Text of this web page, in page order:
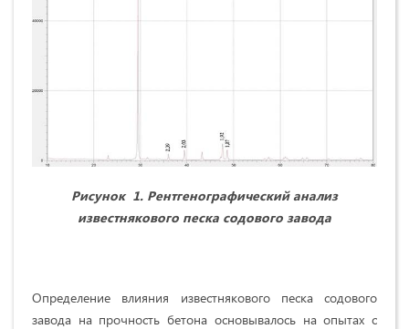
Рисунок 1. Рентгенографический анализ
известнякового песка содового завода
Определение влияния известнякового песка содового
завода на прочность бетона основывалось на опытах с